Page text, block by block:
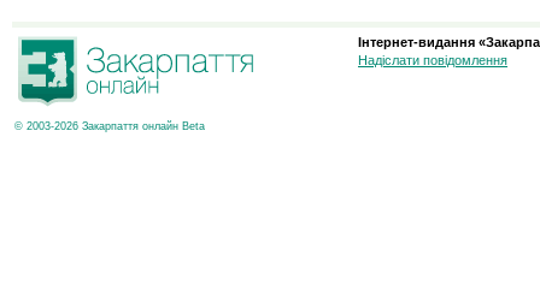
© 2003-2026 Закарпаття онлайн Beta
Інтернет-видання
Надіслати повідомлення